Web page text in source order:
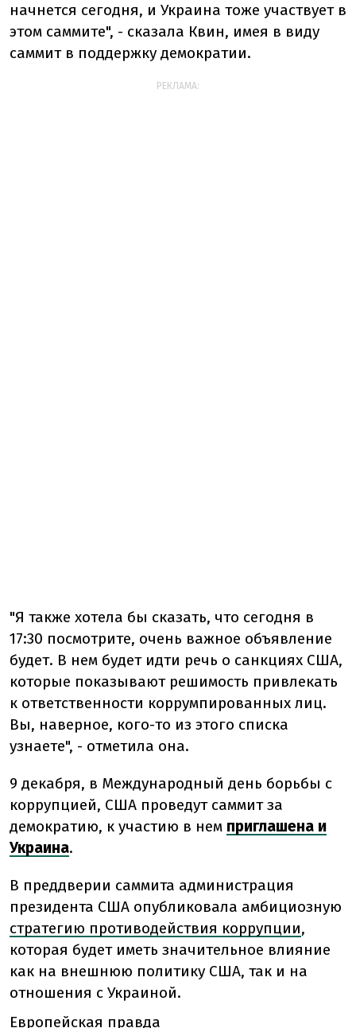
начнется сегодня, и Украина тоже участвует в
этом саммите", - сказала Квин, имея в виду
саммит в поддержку демократии.
РЕКЛАМА:
"Я также хотела бы сказать, что сегодня в
17:30 посмотрите, очень важное объявление
будет. В нем будет идти речь о санкциях США,
которые показывают решимость привлекать
к ответственности коррумпированных лиц.
Вы, наверное, кого-то из этого списка
узнаете", - отметила она.
9 декабря, в Международный день борьбы с
коррупцией, США проведут саммит за
демократию, к участию в нем приглашена и
Украина.
В преддверии саммита администрация
президента США опубликовала амбициозную
стратегию противодействия коррупции,
которая будет иметь значительное влияние
как на внешнюю политику США, так и на
отношения с Украиной.
Европейская правда